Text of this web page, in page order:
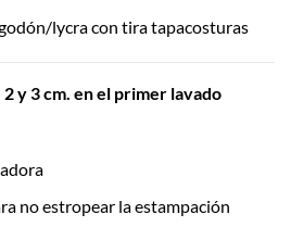
lycra con tira tapacosturas
y 3 cm. en el primer lavado
no estropear la estampación